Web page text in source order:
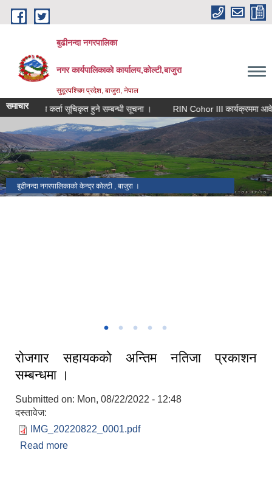
Skip to main content
बुढीनन्दा नगरपालिका
नगर कार्यपालिकाकाे कार्यालय,काेल्टी,बाजुरा
सुदूरपश्चिम प्रदेश, बाजुरा, नेपाल
समाचारकर्ता सूचिकृत हुने सम्बन्धी सूचना । RIN Cohor III कार्यक्रममा आवेदन
बुढीनन्दा नगरपालिकाको केन्द्र कोल्टी , बाजुरा ।
बाजुरा विमानस्थल कोल्टी ।
रोजगार सहायकको अन्तिम नतिजा प्रकाशन
सम्बन्धमा ।
Submitted on: Mon, 08/22/2022 - 12:48
दस्तावेज:
IMG_20220822_0001.pdf
Read more